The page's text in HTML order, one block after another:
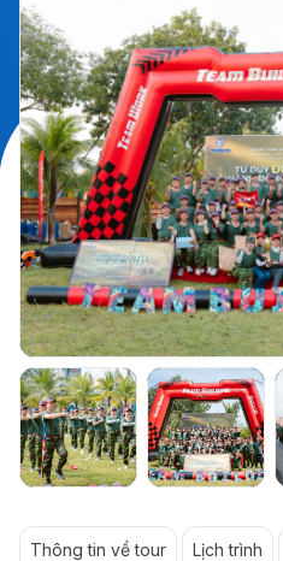
Thông tin về tour Lịch trình